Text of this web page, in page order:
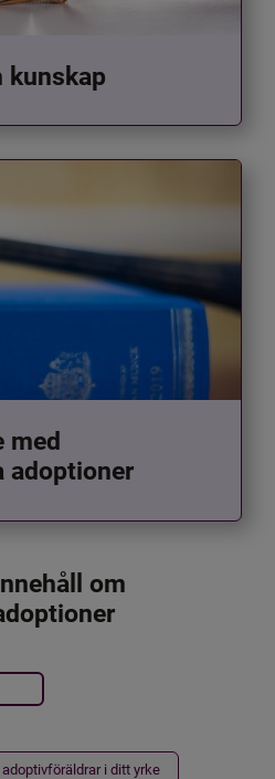
kunskap
med
adoptioner
om
automatiskt
i ditt yrke